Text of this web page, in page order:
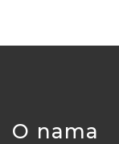
O nama